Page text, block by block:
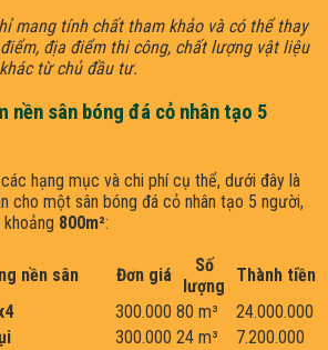
mang tính chất tham khảo và có thể thay
địa điểm thi công, chất lượng vật liệu
từ chủ đầu tư.
nền sân bóng đá cỏ nhân tạo 5
hạng mục và chi phí cụ thể, dưới đây là
cho một sân bóng đá cỏ nhân tạo 5 người,
800m²:
nền sân Đơn giá
Số
lượng
Thành tiền
300.000 80 m³
24.000.000
300.000 24 m³
7.200.000